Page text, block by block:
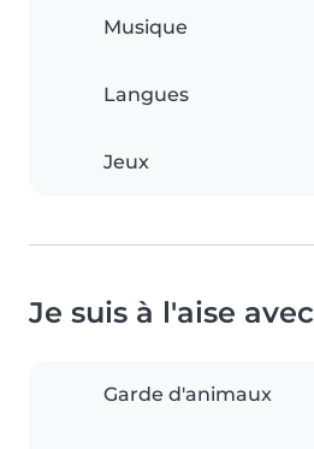
Musique
Langues
Jeux
Je suis à l'aise avec
Garde d'animaux